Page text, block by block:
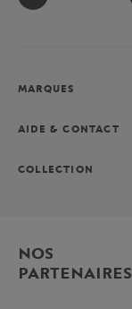
MARQUES
AIDE & CONTACT
COLLECTION
NOS
PARTENAIRES